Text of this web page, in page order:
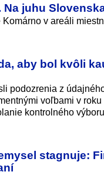
Na juhu
v areáli
aby bol kvôli
podozrenia z
voľbami v
kontrolného
stagnuje: